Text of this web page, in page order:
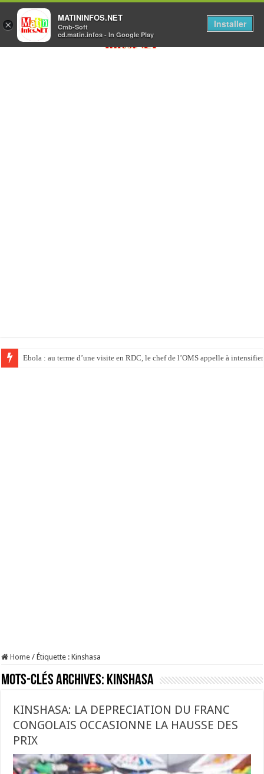
Ebola : au terme d’une visite en RDC, le chef de l’OMS appelle à
Home / Étiquette :Kinshasa
Mots-clés Archives: Kinshasa
KINSHASA: LA DEPRECIATION DU FRANC
CONGOLAIS OCCASIONNE LA HAUSSE DES
PRIX
×
MATININFOS.NET
Cmb-Soft
cd.matin.infos - In Google Play
Installer